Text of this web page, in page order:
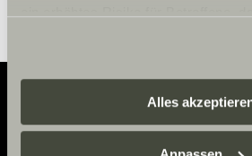
zustehen. Eingesetzte Dienstleister
eigene Zwecke verarbeiten und mit
zusammenführen. Weitere
Datenschutzerklärung
Alles
Adventure